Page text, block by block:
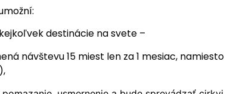
destinácie na svete –
návštevu 15 miest len za 1 mesiac, namiesto